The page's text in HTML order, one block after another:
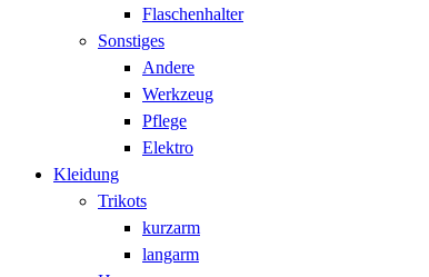
Flaschenhalter
Sonstiges
Andere
Werkzeug
Pflege
Elektro
Kleidung
Trikots
kurzarm
langarm